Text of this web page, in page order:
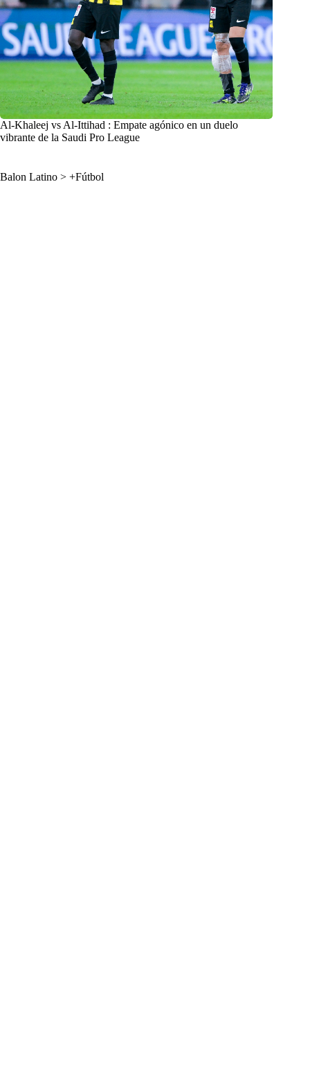
Al-Khaleej vs Al-Ittihad : Empate agónico en un duelo
vibrante de la Saudi Pro League
Balon Latino > +Fútbol